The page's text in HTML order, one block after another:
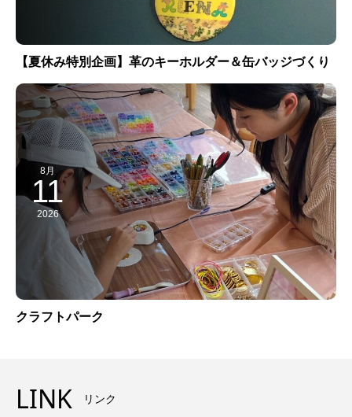
【夏休み特別企画】革のキーホルダー＆缶バッジづくり
8月
11
2026
クラフトパーク
LINK リンク